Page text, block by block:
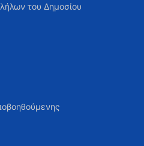
του Δημοσίου